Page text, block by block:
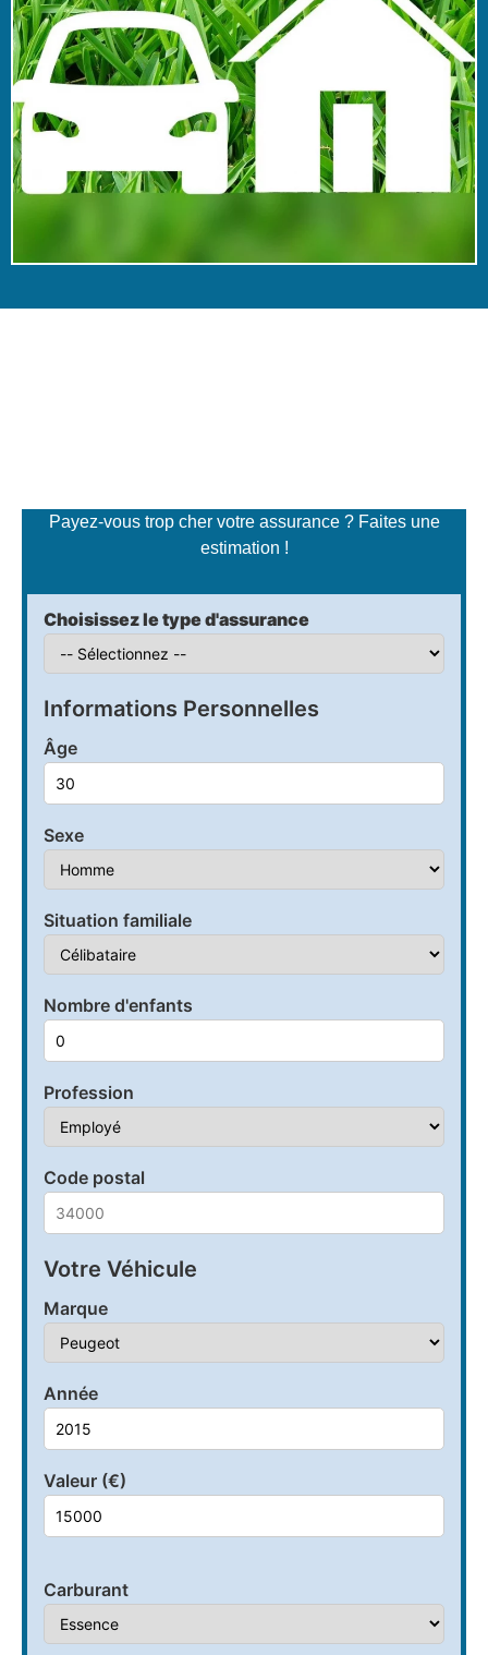
Payez-vous trop cher votre assurance ? Faites une
estimation !
Choisissez le type d'assurance
Informations Personnelles
Âge
Sexe
Situation familiale
Nombre d'enfants
Profession
Code postal
Votre Véhicule
Marque
Année
Valeur (€)
Carburant